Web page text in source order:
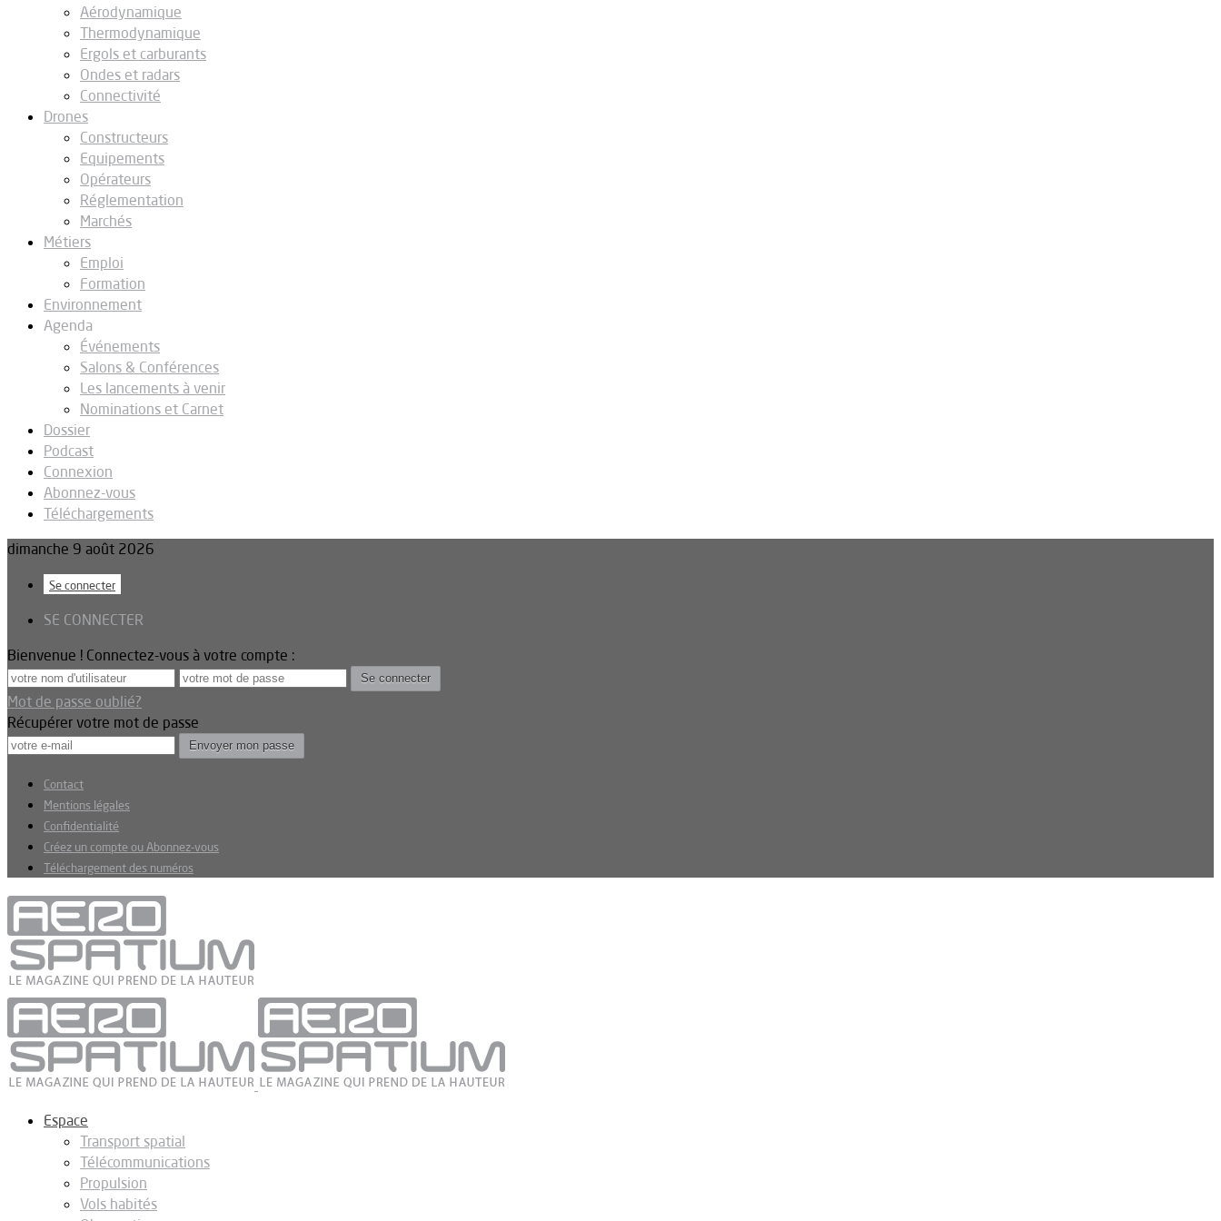
Aérodynamique
Thermodynamique
Ergols et carburants
Ondes et radars
Connectivité
Drones
Constructeurs
Equipements
Opérateurs
Réglementation
Marchés
Métiers
Emploi
Formation
Environnement
Agenda
Événements
Salons & Conférences
Les lancements à venir
Nominations et Carnet
Dossier
Podcast
Connexion
Abonnez-vous
Téléchargements
dimanche 9 août 2026
Se connecter
SE CONNECTER
Bienvenue ! Connectez-vous à votre compte :
Mot de passe oublié?
Récupérer votre mot de passe
Contact
Mentions légales
Confidentialité
Créez un compte ou Abonnez-vous
Téléchargement des numéros
Espace
Transport spatial
Télécommunications
Propulsion
Vols habités